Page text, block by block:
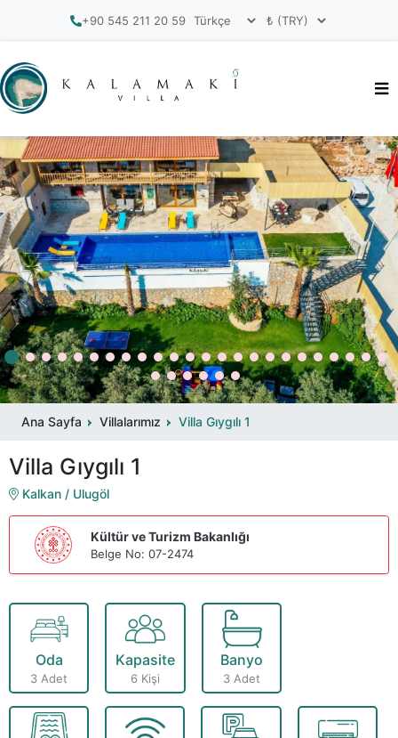
+90 545 211 20 59
Ana Sayfa Villalarımız Villa Gıygılı 1
Villa Gıygılı 1
Kalkan / Ulugöl
Kültür ve Turizm Bakanlığı
Belge No: 07-2474
Oda
3 Adet
Kapasite
6 Kişi
Banyo
3 Adet